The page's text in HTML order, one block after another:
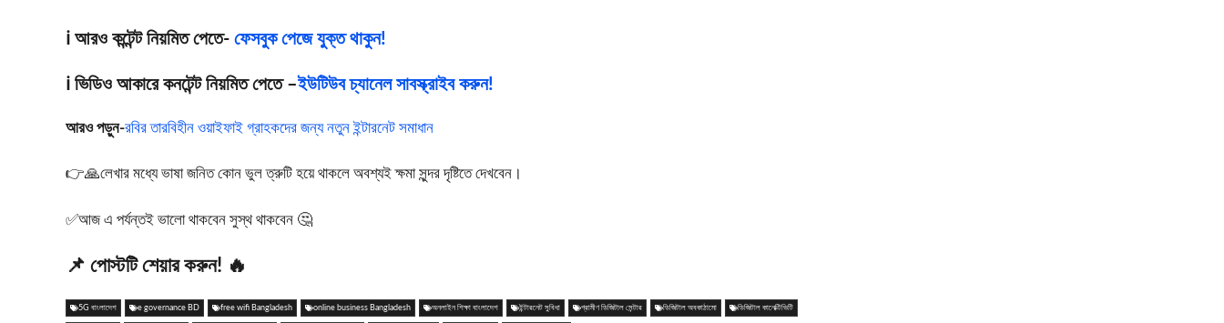
ℹ️ আরও কন্টেন্ট নিয়মিত পেতে- ফেসবুক পেজে যুক্ত থাকুন!
ℹ️ ভিডিও আকারে কনটেন্ট নিয়মিত পেতে –ইউটিউব চ্যানেল সাবস্ক্রাইব করুন!
আরও পড়ুন-রবির তারবিহীন ওয়াইফাই গ্রাহকদের জন্য নতুন ইন্টারনেট সমাধান
👉🙏লেখার মধ্যে ভাষা জনিত কোন ভুল ত্রুটি হয়ে থাকলে অবশ্যই ক্ষমা সুন্দর দৃষ্টিতে দেখবেন।
✅আজ এ পর্যন্তই ভালো থাকবেন সুস্থ থাকবেন 🤔
📌 পোস্টটি শেয়ার করুন! 🔥
5G বাংলাদেশ e governance BD free wifi Bangladesh online business Bangladesh অনলাইন শিক্ষা বাংলাদেশ ইন্টারনেট সুবিধা গ্রামীণ ডিজিটাল সেন্টার ডিজিটাল অবকাঠামো ডিজিটাল কানেক্টিভিটি